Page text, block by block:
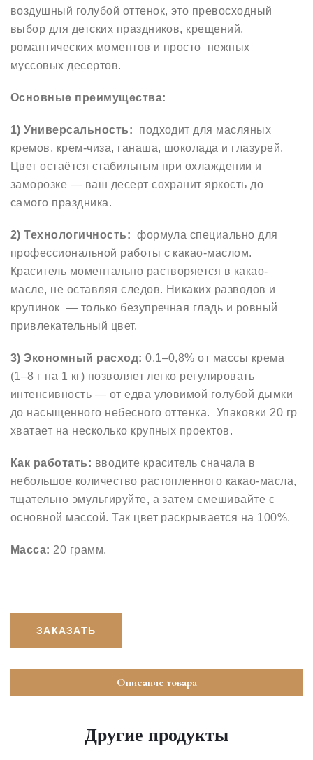
воздушный голубой оттенок, это превосходный
выбор для детских праздников, крещений,
романтических моментов и просто нежных
муссовых десертов.
Основные преимущества:
1) Универсальность:
подходит для масляных
кремов, крем-чиза, ганаша, шоколада и глазурей.
Цвет остаётся стабильным при охлаждении и
заморозке — ваш десерт сохранит яркость до
самого праздника.
2) Технологичность: формула специально для
профессиональной работы с какао-маслом.
Краситель моментально растворяется в какао-
масле, не оставляя следов. Никаких разводов и
крупинок — только безупречная гладь и ровный
привлекательный цвет.
3) Экономный расход: 0,1–0,8% от массы крема
(1–8 г на 1 кг) позволяет легко регулировать
интенсивность — от едва уловимой голубой дымки
до насыщенного небесного оттенка. Упаковки 20 гр
хватает на несколько крупных проектов.
Как работать: вводите краситель сначала в
небольшое количество растопленного какао-масла,
тщательно эмульгируйте, а затем смешивайте с
основной массой. Так цвет раскрывается на 100%.
Масса: 20 грамм.
ЗАКАЗАТЬ
Описание товара
Другие продукты